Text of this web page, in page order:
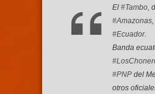
El #Tambo,
#Amazonas
#Ecuador.
Banda
#PNP del
otros